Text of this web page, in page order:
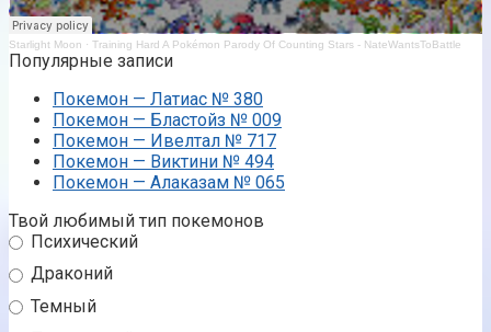
Starlight Moon · Training Hard A Pokémon Parody Of Counting Stars - NateWantsToBattle
Популярные записи
Покемон — Латиас № 380
Покемон — Бластойз № 009
Покемон — Ивелтал № 717
Покемон — Виктини № 494
Покемон — Алаказам № 065
Твой любимый тип покемонов
Психический
Драконий
Темный